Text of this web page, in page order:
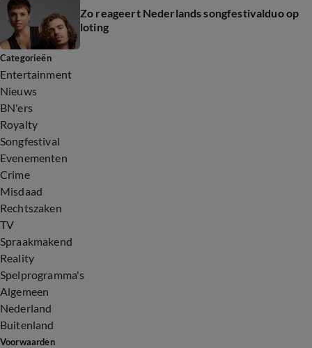
Zo reageert Nederlands songfestivalduo op
loting
Categorieën
Entertainment
Nieuws
BN'ers
Royalty
Songfestival
Evenementen
Crime
Misdaad
Rechtszaken
TV
Spraakmakend
Reality
Spelprogramma's
Algemeen
Nederland
Buitenland
Voorwaarden